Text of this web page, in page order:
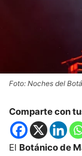
Foto: Noches del
Comparte con
El Botánico de